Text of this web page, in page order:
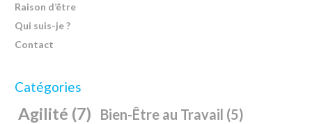
Raison d’être
Qui suis-je ?
Contact
Catégories
Agilité (7) Bien-Être au Travail (5)